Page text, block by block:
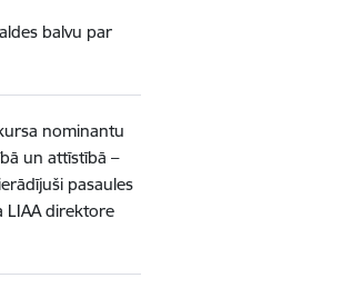
balvu par
nominantu
un attīstībā –
pasaules
LIAA direktore